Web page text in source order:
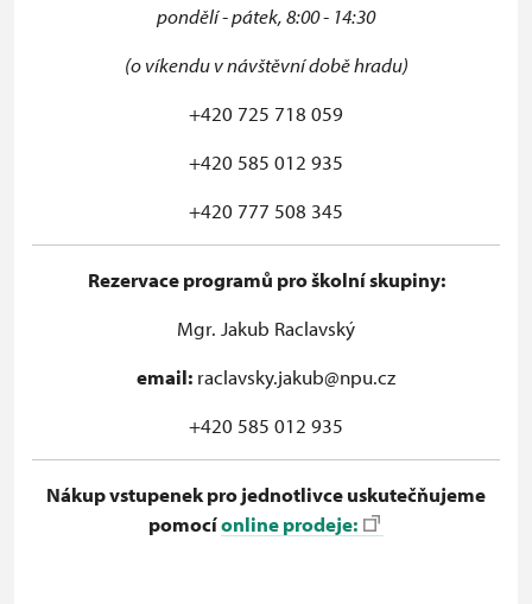
pondělí - pátek, 8:00 - 14:30
(o víkendu v návštěvní době hradu)
+420 725 718 059
+420 585 012 935
+420 777 508 345
Rezervace programů pro školní skupiny:
Mgr. Jakub Raclavský
email: raclavsky.jakub@npu.cz
+420 585 012 935
Nákup vstupenek pro jednotlivce uskutečňujeme
pomocíonline prodeje: